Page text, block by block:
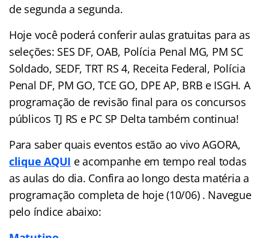
de segunda a segunda.
Hoje você poderá conferir aulas gratuitas para as
seleções: SES DF, OAB, Polícia Penal MG, PM SC
Soldado, SEDF, TRT RS 4, Receita Federal, Polícia
Penal DF, PM GO, TCE GO, DPE AP, BRB e ISGH. A
programação de revisão final para os concursos
públicos TJ RS e PC SP Delta também continua!
Para saber quais eventos estão ao vivo AGORA,
clique AQUI e acompanhe em tempo real todas
as aulas do dia. Confira ao longo desta matéria a
programação completa de hoje (10/06) . Navegue
pelo índice abaixo: